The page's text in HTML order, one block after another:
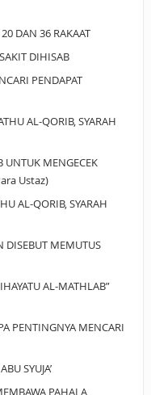
DAN 36 RAKAAT
DIHISAB
PENDAPAT
AL-QORIB, SYARAH
UNTUK MENGECEK
Ustaz)
AL-QORIB, SYARAH
DISEBUT MEMUTUS
AL-MATHLAB”
PENTINGNYA MENCARI
SYUJA’
PAHALA